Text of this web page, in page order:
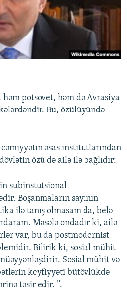
həm potsovet, həm də Avrasiya
Bu, özülüyündə
əsas institutlarından
özü də ailə ilə bağlıdır:
subinstutsional
Boşanmaların sayının
ilə tanış olmasam da, belə
Məsələ ondadır ki, ailə
var, bu da postmodernist
Bilirik ki, sosial mühit
Sosial mühit və
keyfiyyəti bütövlükdə
təsir edir. ”.